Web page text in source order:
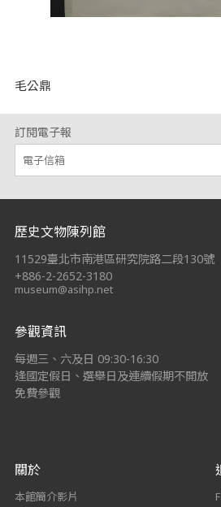
毛公鼎
訂閱電子報
:::
歷史文物陳列館
11529臺北市南港區研究院路二段130號
+886-2-2652-3180
museum@asihp.net
參觀資訊
每週三、六及日 09:30-16:30
逢國定假日、選舉日及連續假期不開放
免費參觀
關於
本館簡介影片